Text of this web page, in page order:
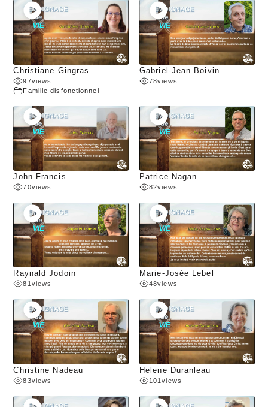
Christiane Gingras
97views
Famille disfonctionnel
Gabriel-Jean Boivin
78views
John Francis
70views
Patrice Nagan
82views
Raynald Jodoin
81 views
Marie-Josée Lebel
48views
Christine Nadeau
83views
Helene Duranleau
101views